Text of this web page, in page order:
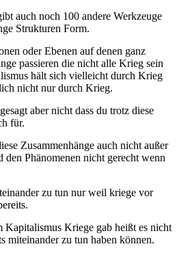
auch noch 100 andere Werkzeuge
Strukturen Form.
oder Ebenen auf denen ganz
passieren die nicht alle Krieg sein
hält sich vielleicht durch Krieg
nicht nur durch Krieg.
aber nicht dass du trotz diese
für.
Zusammenhänge auch nicht außer
den Phänomenen nicht gerecht wenn
zu tun nur weil kriege vor
Kapitalismus Kriege gab heißt es nicht
miteinander zu tun haben können.